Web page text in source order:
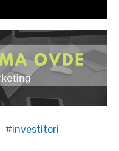
investitori